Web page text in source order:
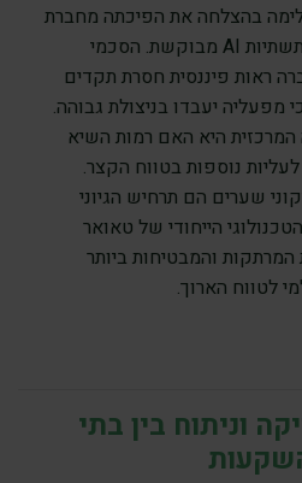
בהצלחה את הפיכתה מחברת
שבבים מסורתית לענקית תשתיות AI מבוקשת. הסכמי
ראות פיננסית חסרת תקדים
מפעליה יעבדו בניצולת גבוהה.
היא האם רמות השיא
נוספות בטווח הקצר.
שערים הם תרחיש הגיוני
הייחודי של טאואר
והמבטיחות ביותר
לטווח הארוך.
וניתוח בין בתי